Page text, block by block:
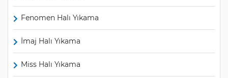
Fenomen Halı Yıkama
İmaj Halı Yıkama
Miss Halı Yıkama